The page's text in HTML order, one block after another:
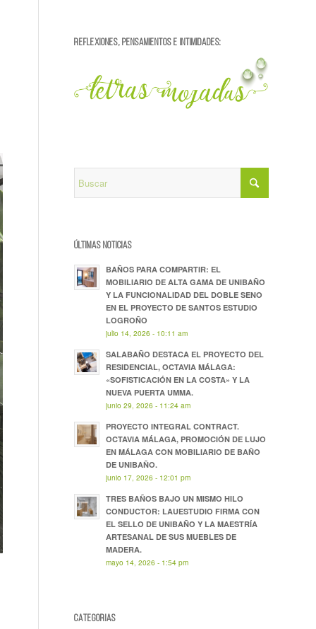
REFLEXIONES, PENSAMIENTOS E INTIMIDADES:
ÚLTIMAS NOTICIAS
BAÑOS PARA COMPARTIR: EL
MOBILIARIO DE ALTA GAMA DE UNIBAÑO
Y LA FUNCIONALIDAD DEL DOBLE SENO
EN EL PROYECTO DE SANTOS ESTUDIO
LOGROÑO
julio 14, 2026 - 10:11 am
SALABAÑO DESTACA EL PROYECTO DEL
RESIDENCIAL, OCTAVIA MÁLAGA:
«SOFISTICACIÓN EN LA COSTA» Y LA
NUEVA PUERTA UMMA.
junio 29, 2026 - 11:24 am
PROYECTO INTEGRAL CONTRACT.
OCTAVIA MÁLAGA, PROMOCIÓN DE LUJO
EN MÁLAGA CON MOBILIARIO DE BAÑO
DE UNIBAÑO.
junio 17, 2026 - 12:01 pm
TRES BAÑOS BAJO UN MISMO HILO
CONDUCTOR: LAUESTUDIO FIRMA CON
EL SELLO DE UNIBAÑO Y LA MAESTRÍA
ARTESANAL DE SUS MUEBLES DE
MADERA.
mayo 14, 2026 - 1:54 pm
CATEGORIAS